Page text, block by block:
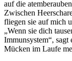
auf die
Zwischen
fliegen sie auf mich
„Wenn sie dich
Immunsystem“,
Mücken im Laufe